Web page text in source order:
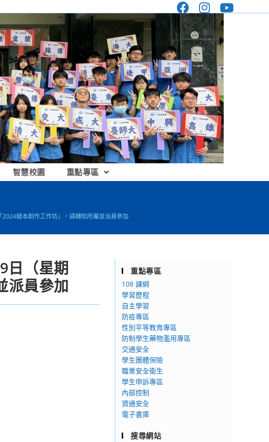
智慧校園 重點專區
繪本創作工作坊」，請轉知所屬並派員參加
日（星期
派員參加
重點專區
108 課綱
學習歷程
自主學習
防疫專區
性別平等教育專區
防制學生藥物濫用專區
交通安全
學生團體保險
職業安全衛生
學生申訴專區
內部控制
資通安全
電子書庫
搜尋網站